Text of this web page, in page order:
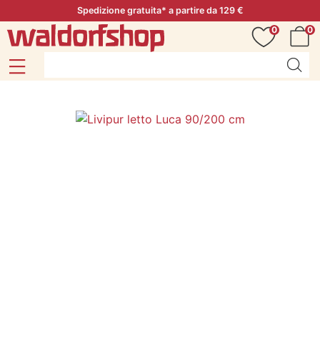
Spedizione gratuita* a partire da 129 €
0
0